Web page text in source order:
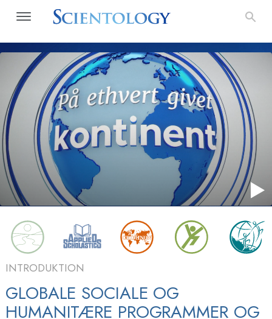
INTRODUKTION
GLOBALE SOCIALE OG
HUMANITÆRE PROGRAMMER OG